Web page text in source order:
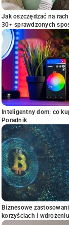
Jak oszczędzać na
30+ sprawdzonych
Inteligentny dom: co
Poradnik
Biznesowe
korzyściach i wdrożeniu